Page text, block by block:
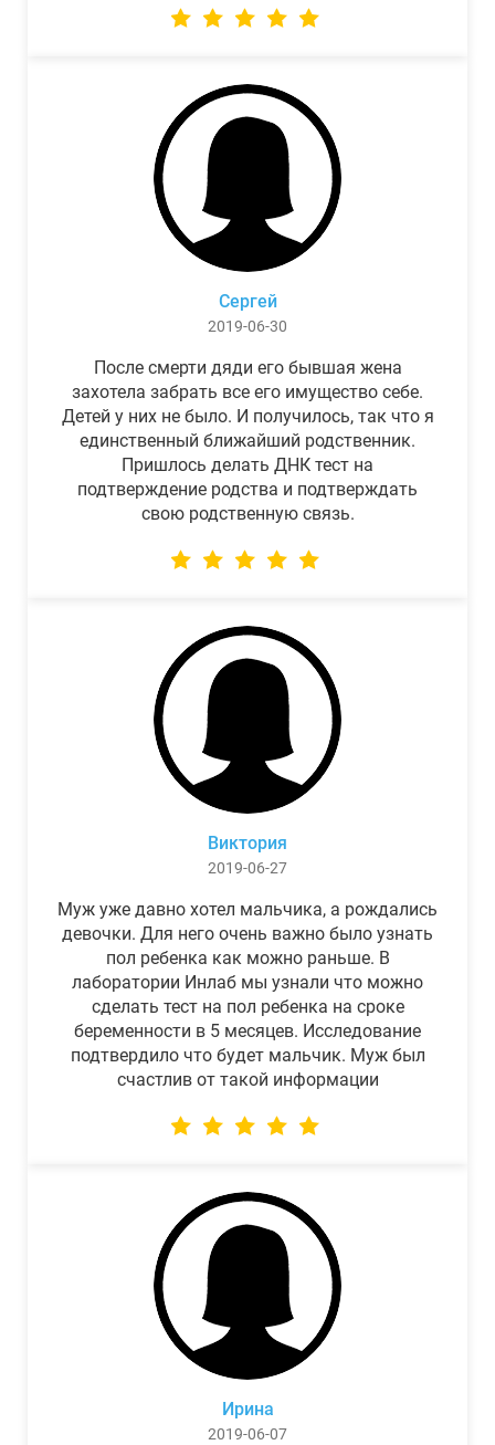
Сергей
2019-06-30
После смерти дяди его бывшая жена
захотела забрать все его имущество себе.
Детей у них не было. И получилось, так что я
единственный ближайший родственник.
Пришлось делать ДНК тест на
подтверждение родства и подтверждать
свою родственную связь.
Виктория
2019-06-27
Муж уже давно хотел мальчика, а рождались
девочки. Для него очень важно было узнать
пол ребенка как можно раньше. В
лаборатории Инлаб мы узнали что можно
сделать тест на пол ребенка на сроке
беременности в 5 месяцев. Исследование
подтвердило что будет мальчик. Муж был
счастлив от такой информации
Ирина
2019-06-07